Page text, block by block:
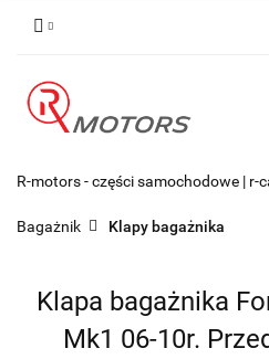
R-motors - części samochodowe | r-
Bagażnik Klapy bagażnika
Klapa bagażnika
Mk1 06-10r.